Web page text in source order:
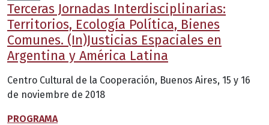
Terceras Jornadas Interdisciplinarias:
Territorios, Ecología Política, Bienes
Comunes. (In)Justicias Espaciales en
Argentina y América Latina
Centro Cultural de la Cooperación, Buenos Aires, 15 y 16
de noviembre de 2018
PROGRAMA